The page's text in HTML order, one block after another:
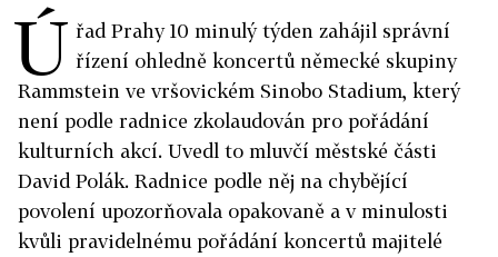
Ú řad Prahy 10 minulý týden zahájil správní
řízení ohledně koncertů německé skupiny
Rammstein ve vršovickém Sinobo Stadium, který
není podle radnice zkolaudován pro pořádání
kulturních akcí. Uvedl to mluvčí městské části
David Polák. Radnice podle něj na chybějící
povolení upozorňovala opakovaně a v minulosti
kvůli pravidelnému pořádání koncertů majitelé